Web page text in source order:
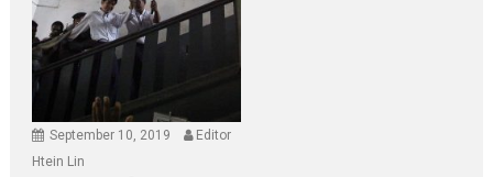
September 10, 2019
Editor
Htein Lin